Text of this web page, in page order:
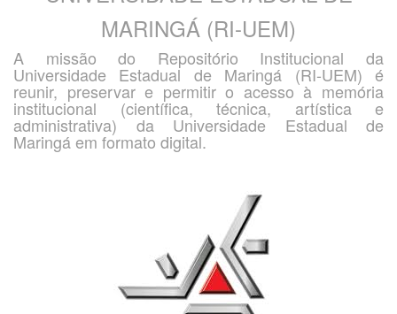
MARINGÁ (RI-UEM)
A missão do Repositório Institucional da
Universidade Estadual de Maringá (RI-UEM) é
reunir, preservar e permitir o acesso à memória
institucional (científica, técnica, artística e
administrativa) da Universidade Estadual de
Maringá em formato digital.